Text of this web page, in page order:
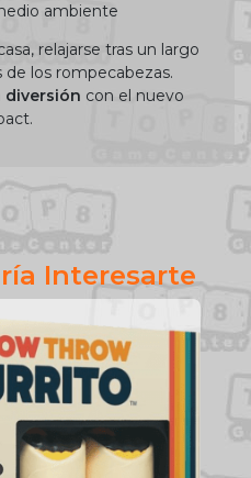
ambiente
relajarse tras un largo
de los rompecabezas.
diversión con el nuevo
Interesarte